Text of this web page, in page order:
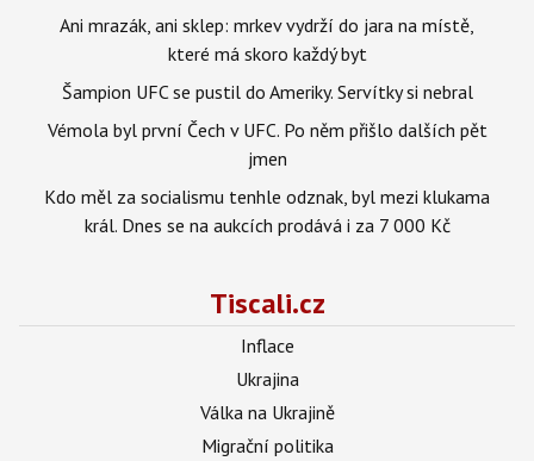
Ani mrazák, ani sklep: mrkev vydrží do jara na místě,
které má skoro každý byt
Šampion UFC se pustil do Ameriky. Servítky si nebral
Vémola byl první Čech v UFC. Po něm přišlo dalších pět
jmen
Kdo měl za socialismu tenhle odznak, byl mezi klukama
král. Dnes se na aukcích prodává i za 7 000 Kč
Tiscali.cz
Inflace
Ukrajina
Válka na Ukrajině
Migrační politika